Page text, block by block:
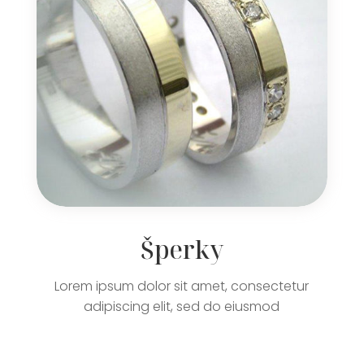
Šperky
Lorem ipsum dolor sit amet, consectetur
adipiscing elit, sed do eiusmod